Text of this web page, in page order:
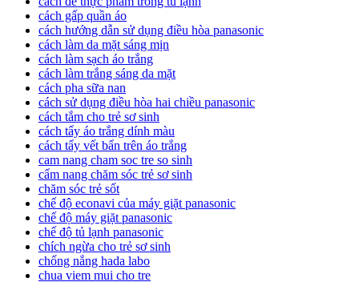
cách gấp quần áo
cách hướng dẫn sử dụng điều hòa panasonic
cách làm da mặt sáng mịn
cách làm sạch áo trắng
cách làm trắng sáng da mặt
cách pha sữa nan
cách sử dụng điều hòa hai chiều panasonic
cách tắm cho trẻ sơ sinh
cách tẩy áo trắng dính màu
cách tẩy vết bẩn trên áo trắng
cam nang cham soc tre so sinh
cẩm nang chăm sóc trẻ sơ sinh
chăm sóc trẻ sốt
chế độ econavi của máy giặt panasonic
chế độ máy giặt panasonic
chế độ tủ lạnh panasonic
chích ngừa cho trẻ sơ sinh
chống nắng hada labo
chua viem mui cho tre